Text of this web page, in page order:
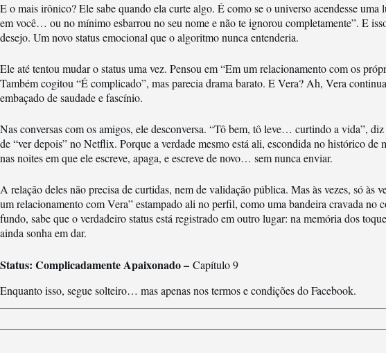
E o mais irônico? Ele sabe quando ela curte algo. É como se o universo acendesse
em você… ou no mínimo esbarrou no seu nome e não te ignorou completamente”. E
desejo. Um novo status emocional que o algoritmo nunca entenderia.
Ele até tentou mudar o status uma vez. Pensou em “Em um relacionamento com os
Também cogitou “É complicado”, mas parecia drama barato. E Vera? Ah, Vera
embaçado de saudade e fascínio.
Nas conversas com os amigos, ele desconversa. “Tô bem, tô leve… curtindo a vida”,
de “ver depois” no Netflix. Porque a verdade mesmo está ali, escondida no histórico de
nas noites em que ele escreve, apaga, e escreve de novo… sem nunca enviar.
A relação deles não precisa de curtidas, nem de validação pública. Mas às vezes, só às
um relacionamento com Vera” estampado ali no perfil, como uma bandeira cravada no
fundo, sabe que o verdadeiro status está registrado em outro lugar: na memória dos
ainda sonha em dar.
Status: Complicadamente Apaixonado – Capítulo 9
Enquanto isso, segue solteiro… mas apenas nos termos e condições do Facebook.